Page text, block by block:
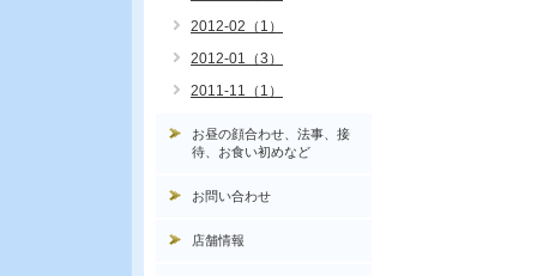
2012-02（1）
2012-01（3）
2011-11（1）
お昼の顔合わせ、法事、接
待、お食い初めなど
お問い合わせ
店舗情報